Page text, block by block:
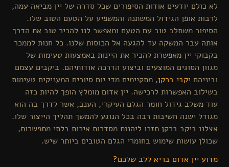
יודעים אודות הסיפורים שכל סדרה של יין מביאה עמה,
אופן הגידול המשתנה והמשפיע על הטעם הטוב שלו.
משתלב טוב עם הטעם ומאפשר לנו להכיר טוב את הדרך
עבר המשקה עד להגעה אל הכוסות שלנו. כל חנות לממכר
יין מאפשרת להכיר את היינות באמצעות טעימות של
הסוגים המוצעים וביצוע הדרכה אודותיהם. ביקבים עצמם
יקבי ברקן, מתקיימים מדי יום סיורים המעניקים טעימות
האפשרות לרכישה. יין אדום מומלץ הופך להיות כזה
גידול חומר הגלם העיקרי, הענב, אשר לדרך בה הוא
ישנה חשיבות רבה בכל הנוגע להמשך תהליך הייצור שלו.
ביקב ברקן תזכו ליהנות מסדרות איכות בלתי מתפשרות,
עושות שימוש בחומרי הגלם הטובים ביותר שיש.
יין אדום בריא ללב שלכם?